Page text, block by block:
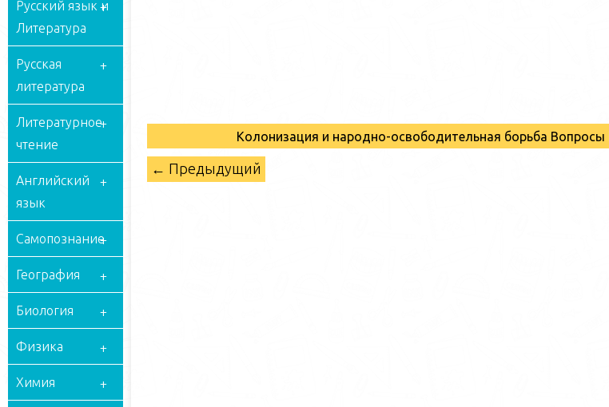
Русский язык и
Литература
Русская
литература
Литературное
чтение
Английский
язык
Самопознание
География
Биология
Физика
Химия
Колонизация и народно-освободительная борьба Вопросы
← Предыдущий